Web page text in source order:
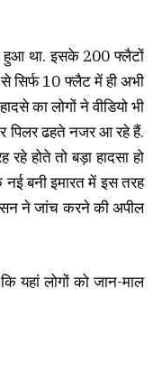
हुआ था. इसके 200 फ्लैटों
सिर्फ 10 फ्लैट में ही अभी
का लोगों ने वीडियो भी
पिलर ढहते नजर आ रहे हैं.
होते तो बड़ा हादसा हो
नई बनी इमारत में इस तरह
ने जांच करने की अपील
यहां लोगों को जान-माल